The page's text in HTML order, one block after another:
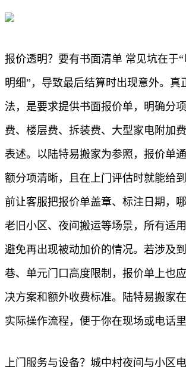
报价透明？要有书面清单 常见坑在于
明细”，导致最后结算时出现意外。真
法，是要求提供书面报价单，明确分
费、楼层费、拆装费、大型家电附加
表述。以陆特易搬家为参照，报价单
额分项清晰，且在上门评估时就能给
前让客服把报价单盖章、标注日期，
老旧小区、夜间搬运等场景，所有适用
避免再出现被动加价的情况。若涉及
巷、单元门口高度限制，报价单上也
决方案和额外收费标准。陆特易搬家
实际操作流程，便于你在现场或电话里
上门服务与设备？城中村夜间与小区